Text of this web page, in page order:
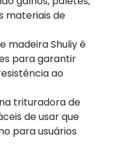
materiais de
madeira Shuliy é
para garantir
ao
trituradora de
de usar que
para usuários